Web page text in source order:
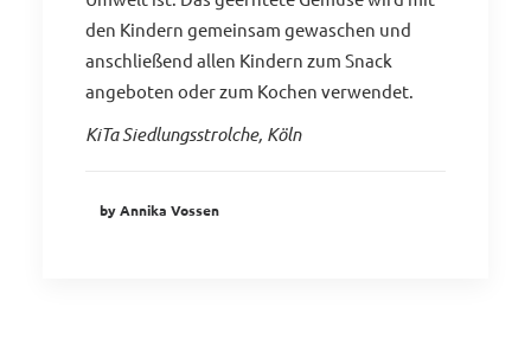
den Kindern gemeinsam gewaschen und
anschließend allen Kindern zum Snack
angeboten oder zum Kochen verwendet.
KiTa Siedlungsstrolche, Köln
by Annika Vossen